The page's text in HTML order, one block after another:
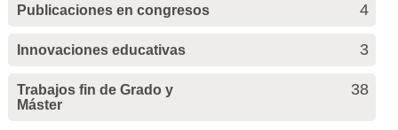
Publicaciones en congresos 4
Innovaciones educativas 3
Trabajos fin de Grado y
Máster
38